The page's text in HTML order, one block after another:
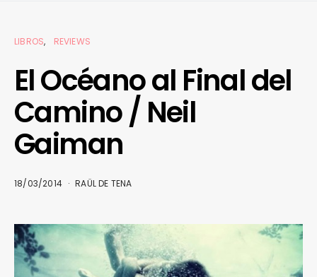
LIBROS REVIEWS
El Océano al Final del
Camino / Neil
Gaiman
18/03/2014 RAÜL DE TENA